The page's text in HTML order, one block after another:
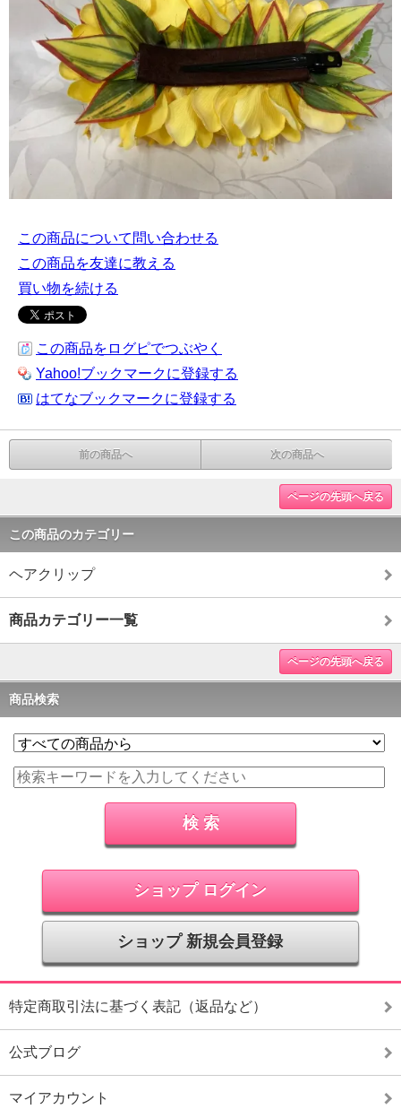
この商品について問い合わせる
この商品を友達に教える
買い物を続ける
この商品をログピでつぶやく
Yahoo!ブックマークに登録する
はてなブックマークに登録する
前の商品へ 次の商品へ
ページの先頭へ戻る
この商品のカテゴリー
ヘアクリップ
商品カテゴリー一覧
ページの先頭へ戻る
商品検索
ショップ ログイン
ショップ 新規会員登録
特定商取引法に基づく表記（返品など）
公式ブログ
マイアカウント